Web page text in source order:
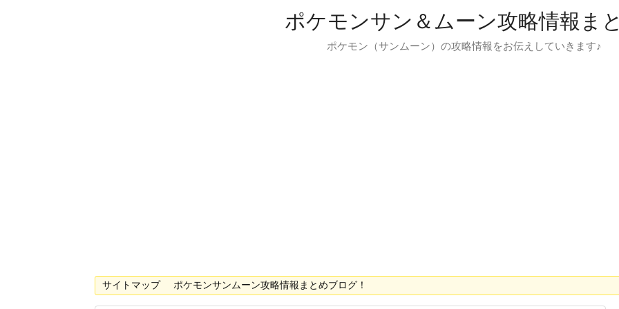
ポケモンサン＆ムーン攻略情報ま
ポケモン（サンムーン）の攻略情報をお伝えしていきます♪
サイトマップ ポケモンサンムーン攻略情報まとめブログ！